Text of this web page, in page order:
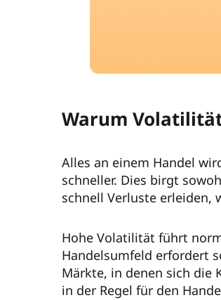
Warum
Alles an einem Handel
schneller. Dies birgt
schnell Verluste erleiden,
Hohe Volatilität führt
Handelsumfeld erfordert
Märkte, in denen sich die
in der Regel für den